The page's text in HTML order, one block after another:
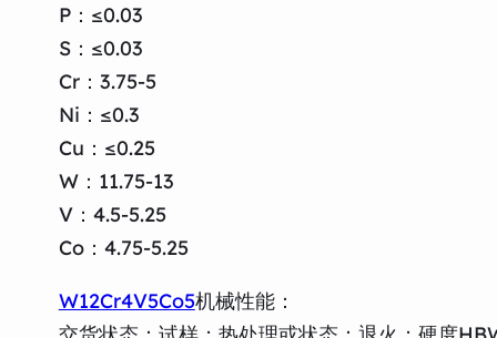
P：≤0.03
S：≤0.03
Cr：3.75-5
Ni：≤0.3
Cu：≤0.25
W：11.75-13
V：4.5-5.25
Co：4.75-5.25
W12Cr4V5Co5机械性能：